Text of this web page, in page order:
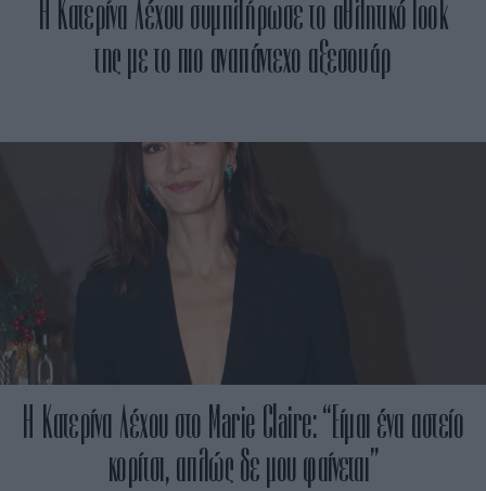
Η Κατερίνα Λέχου συμπλήρωσε το αθλητικό look
της με το πιο αναπάντεχο αξεσουάρ
Η Κατερίνα Λέχου στο Marie Claire: “Είμαι ένα αστείο
κορίτσι, απλώς δε μου φαίνεται”